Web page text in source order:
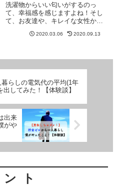
洗濯物からいい匂いがするのっ
て、幸福感を感じますよね！そし
て、お友達や、キレイな女性か
香り… 洗濯物からの服の匂
し方にコツでもあるのかしら？
と、疑問に...
2020.03.06 2020.09.13
暮らしの電気代の平均(1年
出してみた！【体験談】
出来
がや
ト